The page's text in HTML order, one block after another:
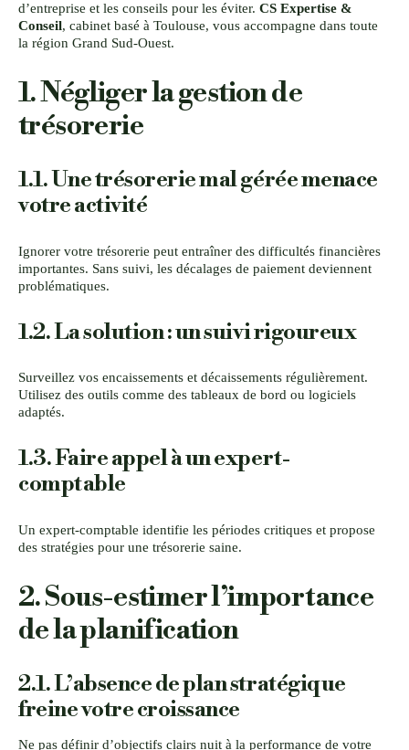
d’entreprise et les conseils pour les éviter. CS Expertise &
Conseil, cabinet basé à Toulouse, vous accompagne dans toute
la région Grand Sud-Ouest.
1. Négliger la gestion de
trésorerie
1.1. Une trésorerie mal gérée menace
votre activité
Ignorer votre trésorerie peut entraîner des difficultés financières
importantes. Sans suivi, les décalages de paiement deviennent
problématiques.
1.2. La solution : un suivi rigoureux
Surveillez vos encaissements et décaissements régulièrement.
Utilisez des outils comme des tableaux de bord ou logiciels
adaptés.
1.3. Faire appel à un expert-
comptable
Un expert-comptable identifie les périodes critiques et propose
des stratégies pour une trésorerie saine.
2. Sous-estimer l’importance
de la planification
2.1. L’absence de plan stratégique
freine votre croissance
Ne pas définir d’objectifs clairs nuit à la performance de votre